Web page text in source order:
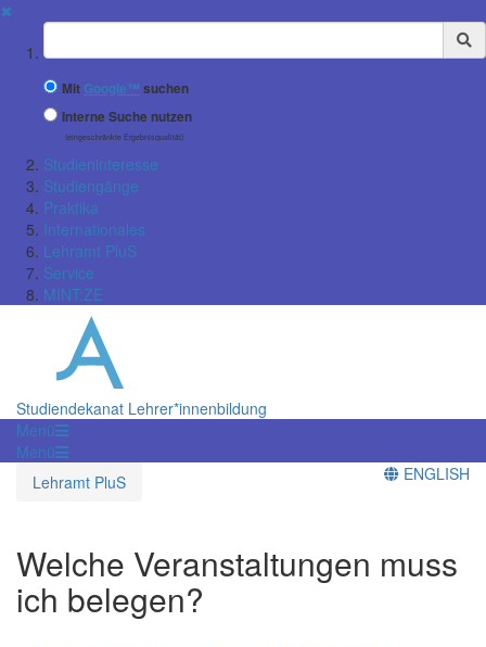
✖
Suchbegriff
Mit Google™ suchen
Interne Suche nutzen
(eingeschränkte Ergebnisqualität)
Studieninteresse
Studiengänge
Praktika
Internationales
Lehramt PluS
Service
MINT:ZE
Studiendekanat Lehrer*innenbildung
Menü
Menü
Lehramt PluS
ENGLISH
Welche Veranstaltungen muss
ich belegen?